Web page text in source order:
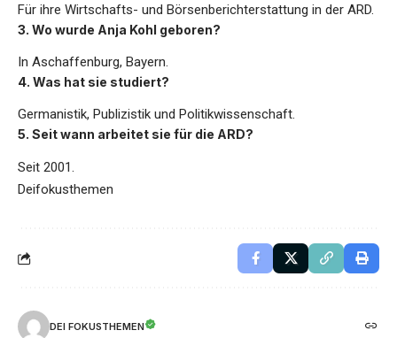
Für ihre Wirtschafts- und Börsenberichterstattung in der ARD.
3. Wo wurde Anja Kohl geboren?
In Aschaffenburg, Bayern.
4. Was hat sie studiert?
Germanistik, Publizistik und Politikwissenschaft.
5. Seit wann arbeitet sie für die ARD?
Seit 2001.
Deifokusthemen
DEI FOKUSTHEMEN